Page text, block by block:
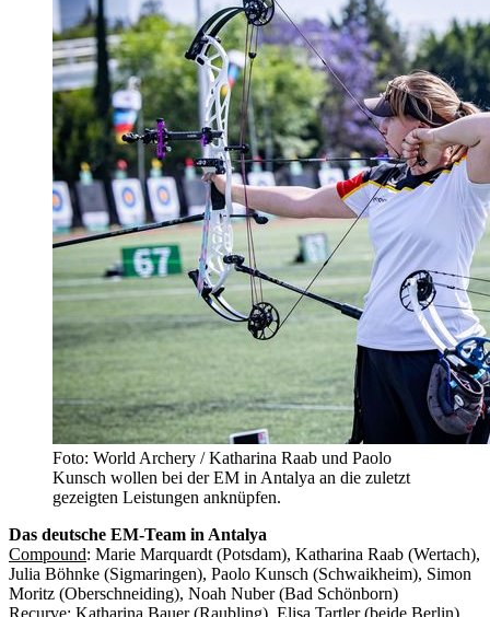
Foto: World Archery / Katharina Raab und Paolo
Kunsch wollen bei der EM in Antalya an die zuletzt
gezeigten Leistungen anknüpfen.
Das deutsche EM-Team in Antalya
Compound: Marie Marquardt (Potsdam), Katharina Raab (Wertach),
Julia Böhnke (Sigmaringen), Paolo Kunsch (Schwaikheim), Simon
Moritz (Oberschneiding), Noah Nuber (Bad Schönborn)
Recurve: Katharina Bauer (Raubling), Elisa Tartler (beide Berlin),